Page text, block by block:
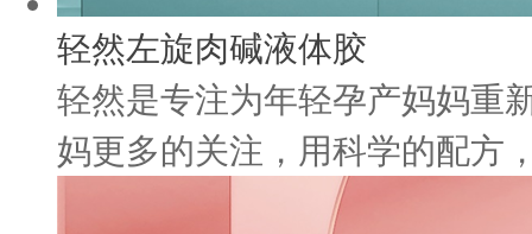
轻然左旋肉碱液体胶
轻然是专注为年轻孕产妈妈重
妈更多的关注，用科学的配方